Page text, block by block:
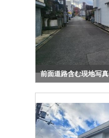
前面道路含む現地写真